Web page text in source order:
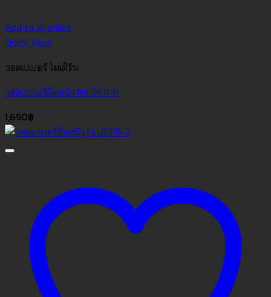
Add to Wishlist
Quick View
วอลเปเปอร์ โมเดิร์น
วอลเปเปอร์ติดผนัง No.8611-8
1,690฿